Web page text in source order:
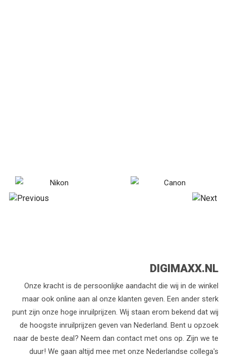
DIGIMAXX.NL
Onze kracht is de persoonlijke aandacht die wij in de winkel
maar ook online aan al onze klanten geven. Een ander sterk
punt zijn onze hoge inruilprijzen. Wij staan erom bekend dat wij
de hoogste inruilprijzen geven van Nederland. Bent u opzoek
naar de beste deal? Neem dan contact met ons op. Zijn we te
duur! We gaan altijd mee met onze Nederlandse collega's